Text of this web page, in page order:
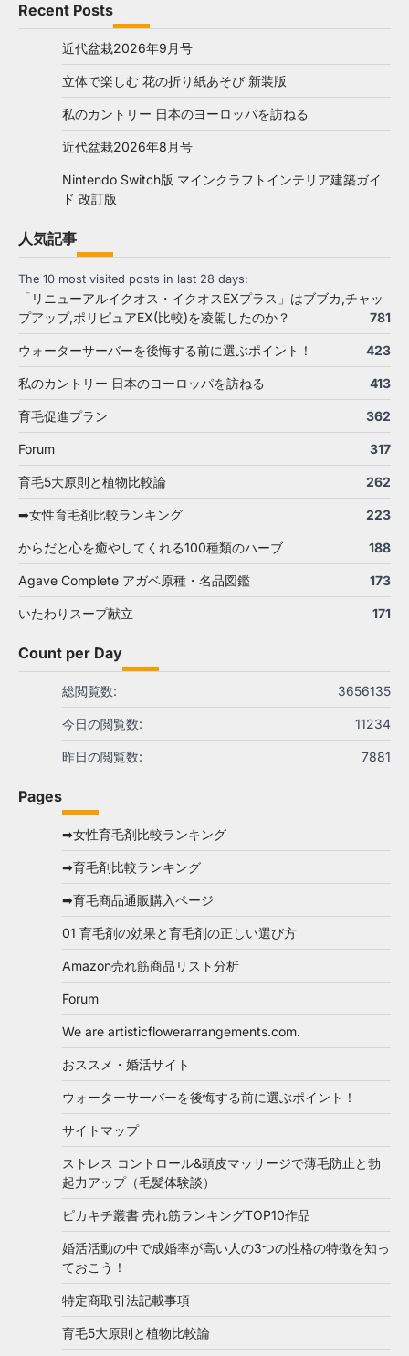
Recent Posts
近代盆栽2026年9月号
立体で楽しむ 花の折り紙あそび 新装版
私のカントリー 日本のヨーロッパを訪ねる
近代盆栽2026年8月号
Nintendo Switch版 マインクラフトインテリア建築ガイ
ド 改訂版
人気記事
The 10 most visited posts in last 28 days:
「リニューアルイクオス・イクオスEXプラス」はブブカ,チャッ
プアップ,ポリピュアEX(比較)を凌駕したのか？
781
ウォーターサーバーを後悔する前に選ぶポイント！ 423
私のカントリー 日本のヨーロッパを訪ねる 413
育毛促進プラン 362
Forum 317
育毛5大原則と植物比較論 262
➡女性育毛剤比較ランキング 223
からだと心を癒やしてくれる100種類のハーブ 188
Agave Complete アガベ原種・名品図鑑 173
いたわりスープ献立 171
Count per Day
3656135
総閲覧数:
11234
今日の閲覧数:
7881
昨日の閲覧数:
Pages
➡女性育毛剤比較ランキング
➡育毛剤比較ランキング
➡育毛商品通販購入ページ
01 育毛剤の効果と育毛剤の正しい選び方
Amazon売れ筋商品リスト分析
Forum
We are artisticflowerarrangements.com.
おススメ・婚活サイト
ウォーターサーバーを後悔する前に選ぶポイント！
サイトマップ
ストレス コントロール&頭皮マッサージで薄毛防止と勃
起力アップ（毛髪体験談）
ピカキチ叢書 売れ筋ランキングTOP10作品
婚活活動の中で成婚率が高い人の3つの性格の特徴を知っ
ておこう！
特定商取引法記載事項
育毛5大原則と植物比較論